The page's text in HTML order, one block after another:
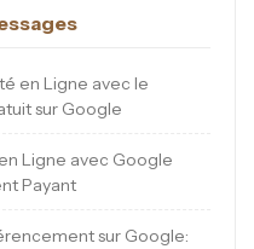
en Ligne avec le
sur Google
Ligne avec Google
Payant
sur Google: